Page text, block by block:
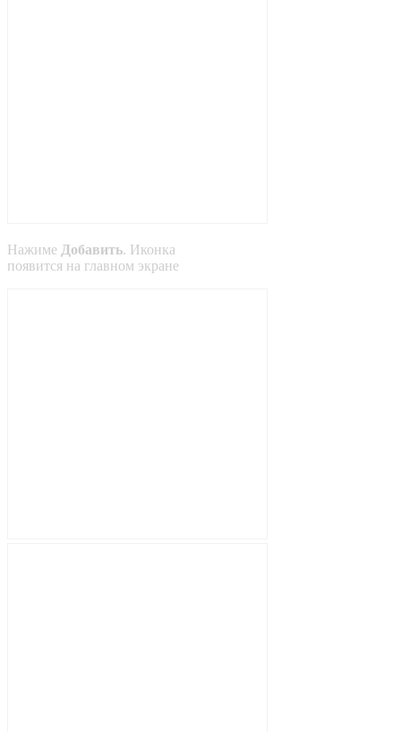
Нажиме Добавить. Иконка
появится на главном экране